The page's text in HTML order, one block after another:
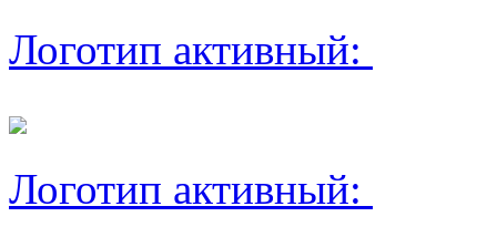
Логотип активный:
Логотип активный: